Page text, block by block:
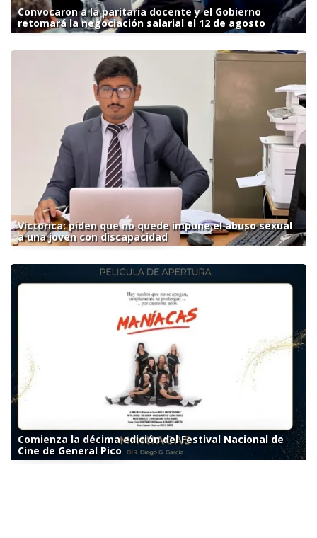
Convocaron a la paritaria docente y el Gobierno
retomará la negociación salarial el 12 de agosto
Victorica: piden que no quede impune el abuso sexual
a una joven con discapacidad
Comienza la décima edición del Festival Nacional de
Cine de General Pico